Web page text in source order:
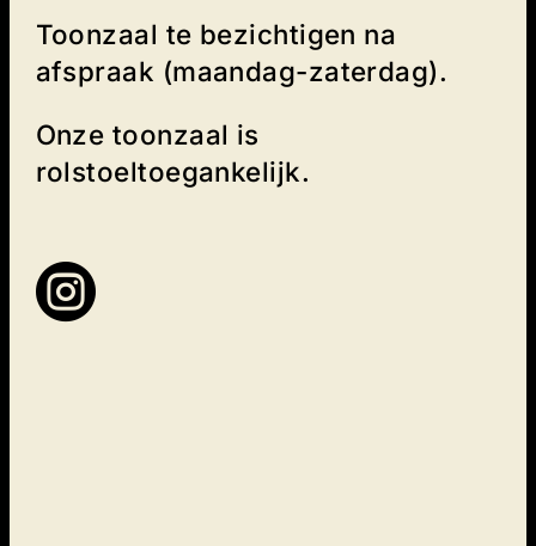
Toonzaal te bezichtigen na
afspraak (maandag-zaterdag).
Onze toonzaal is
rolstoeltoegankelijk.
